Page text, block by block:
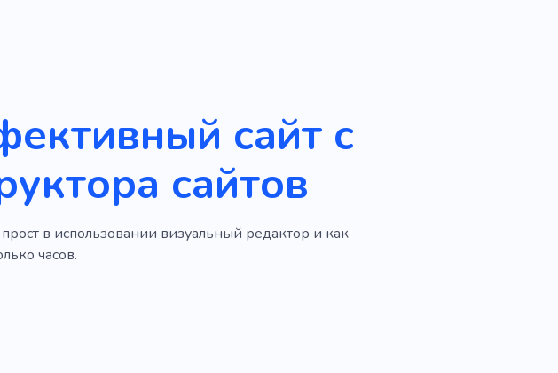
сайт с
сайтов
в использовании визуальный редактор и как
часов.